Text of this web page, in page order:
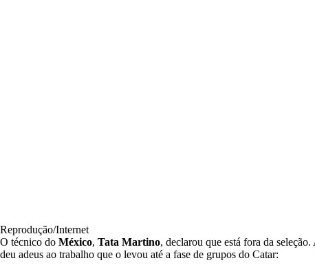
Reprodução/Internet
O técnico do México, Tata Martino, declarou que está fora da
deu adeus ao trabalho que o levou até a fase de grupos do Catar: